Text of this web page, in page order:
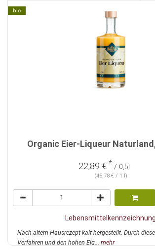
bio
Organic Eier-Liqueur
22,89 € * / 0,5l
(45,78 € / 1 l)
Lebensmittelkennzeichnung
Nach altem Hausrezept kalt hergestellt. Durch
Verfahren und den hohen Eig... mehr